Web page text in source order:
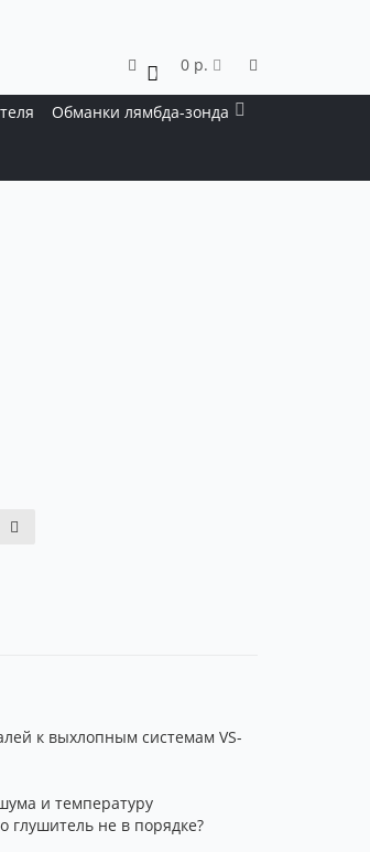
0 0 р.
Обманки лямбда-зонда
к выхлопным системам VS-
и температуру
глушитель не в порядке?